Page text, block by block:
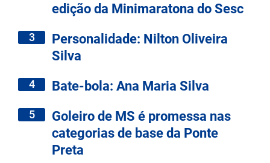
edição da Minimaratona do Sesc
3
Personalidade: Nilton Oliveira
Silva
4 Bate-bola: Ana Maria Silva
5
Goleiro de MS é promessa nas
categorias de base da Ponte
Preta